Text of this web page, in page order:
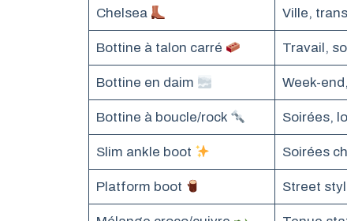
Chelsea Ville,
Bottine à talon carré Travail,
Bottine en daim Week-
Bottine à boucle/rock Soirées,
Slim ankle boot Soirées
Platform boot Street